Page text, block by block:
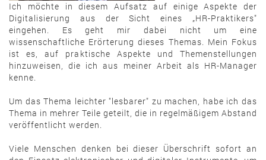
Ich möchte in diesem Aufsatz auf einige Aspekte der
Digitalisierung aus der Sicht eines „HR-Praktikers"
eingehen. Es geht mir dabei nicht um eine
wissenschaftliche Erörterung dieses Themas. Mein Fokus
ist es, auf praktische Aspekte und Themenstellungen
hinzuweisen, die ich aus meiner Arbeit als HR-Manager
kenne.
Um das Thema leichter "lesbarer" zu machen, habe ich das
Thema in mehrer Teile geteilt, die in regelmäßigem Abstand
veröffentlicht werden.
Viele Menschen denken bei dieser Überschrift sofort an